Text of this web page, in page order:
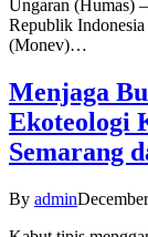
Ungaran (Humas)
Republik Indonesia
(Monev)…
Menjaga
Ekoteologi
Semarang
By admin